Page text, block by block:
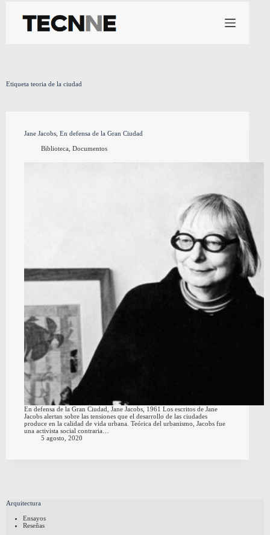
contenido
Etiqueta teoria de la ciudad
Jane Jacobs, En defensa de la Gran Ciudad
Biblioteca, Documentos
En defensa de la Gran Ciudad, Jane Jacobs, 1961 Los escritos de Jane
Jacobs alertan sobre las tensiones que el desarrollo de las ciudades
produce en la calidad de vida urbana. Teórica del urbanismo, Jacobs fue
una activista social contraria…
5 agosto, 2020
Arquitectura
Ensayos
Reseñas